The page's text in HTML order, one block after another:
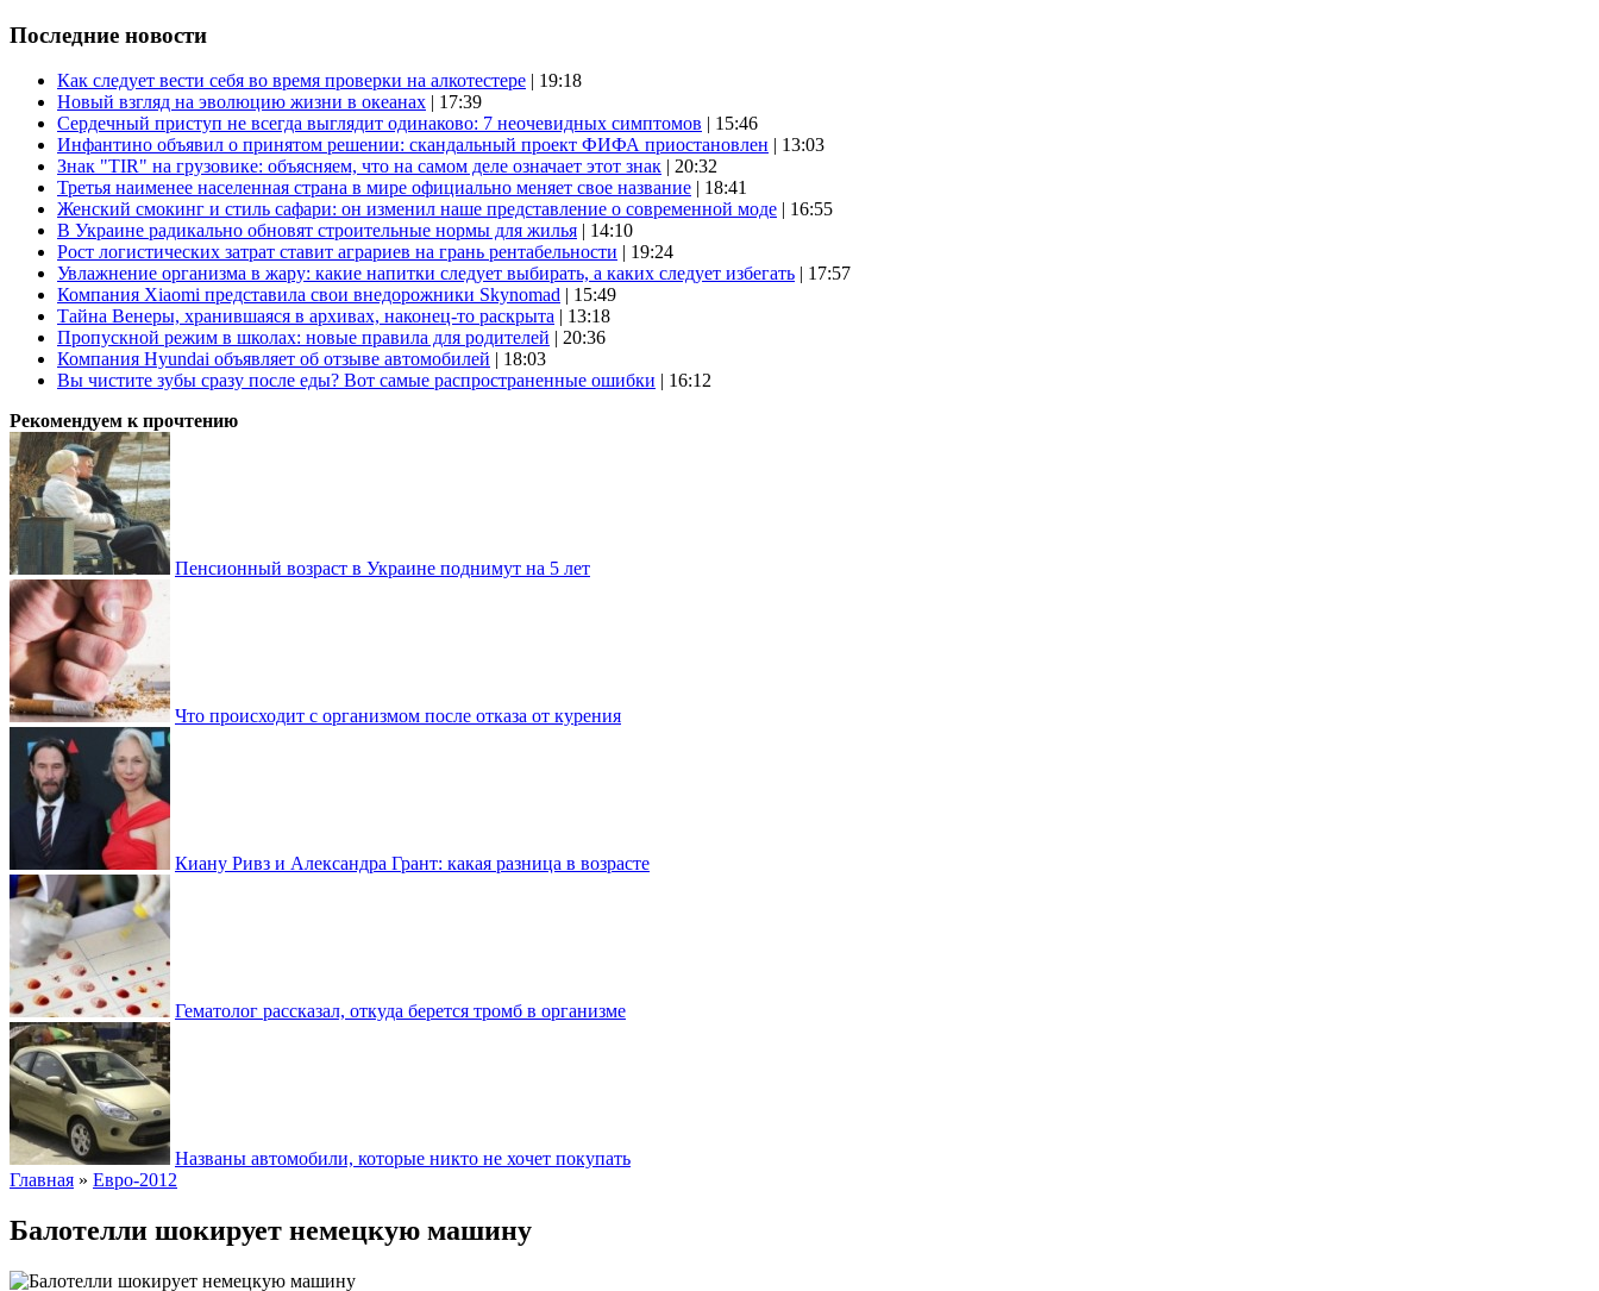
Последние новости
Как следует вести себя во время проверки на алкотестере | 19:18
Новый взгляд на эволюцию жизни в океанах | 17:39
Сердечный приступ не всегда выглядит одинаково: 7 неочевидных симптомов | 15:46
Инфантино объявил о принятом решении: скандальный проект ФИФА приостановлен | 13:03
Знак "TIR" на грузовике: объясняем, что на самом деле означает этот знак | 20:32
Третья наименее населенная страна в мире официально меняет свое название | 18:41
Женский смокинг и стиль сафари: он изменил наше представление о современной моде | 16:55
В Украине радикально обновят строительные нормы для жилья | 14:10
Рост логистических затрат ставит аграриев на грань рентабельности | 19:24
Увлажнение организма в жару: какие напитки следует выбирать, а каких следует избегать | 17:57
Компания Xiaomi представила свои внедорожники Skynomad | 15:49
Тайна Венеры, хранившаяся в архивах, наконец-то раскрыта | 13:18
Пропускной режим в школах: новые правила для родителей | 20:36
Компания Hyundai объявляет об отзыве автомобилей | 18:03
Вы чистите зубы сразу после еды? Вот самые распространенные ошибки | 16:12
Рекомендуем к прочтению
Пенсионный возраст в Украине поднимут на 5 лет
Что происходит с организмом после отказа от курения
Киану Ривз и Александра Грант: какая разница в возрасте
Гематолог рассказал, откуда берется тромб в организме
Названы автомобили, которые никто не хочет покупать
Главная » Евро-2012
Балотелли шокирует немецкую машину